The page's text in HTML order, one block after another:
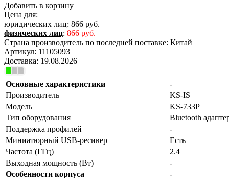
Добавить в корзину
Цена для:
юридических лиц: 866 руб.
физических лиц: 866 руб.
Страна производитель по последней поставке: Китай
Артикул: 11105093
Доставка: 19.08.2026
Основные характеристики
-
Производитель
KS-IS
Модель
KS-733P
Тип оборудования
Bluetooth
Поддержка профилей
-
Миниатюрный USB-ресивер
Есть
Частота (ГГц)
2.4
Выходная мощность (Вт)
-
Особенности корпуса
-